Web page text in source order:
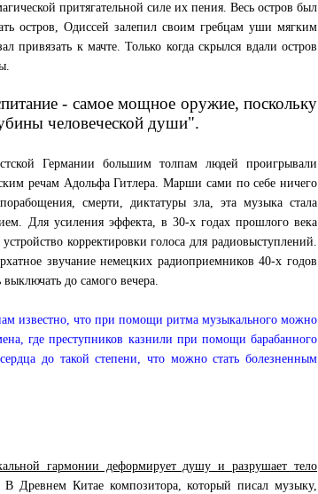
притягательной силе их пения. Весь остров был
остров, Одиссей залепил своим гребцам уши мягким
к мачте. Только когда скрылся вдали остров
- самое мощное оружие, поскольку
человеческой души".
Германии большим толпам людей проигрывали
речам Адольфа Гитлера. Марши сами по себе ничего
смерти, диктатуры зла, эта музыка стала
Для усиления эффекта, в 30-х годах прошлого века
корректировки голоса для радиовыступлений.
звучание немецких радиоприемников 40-х годов
до самого вечера.
известно, что при помощи ритма музыкального можно
где преступников казнили при помощи барабанного
до такой степени, что можно стать болезненным
гармонии деформирует душу и разрушает тело
Китае композитора, который писал музыку,